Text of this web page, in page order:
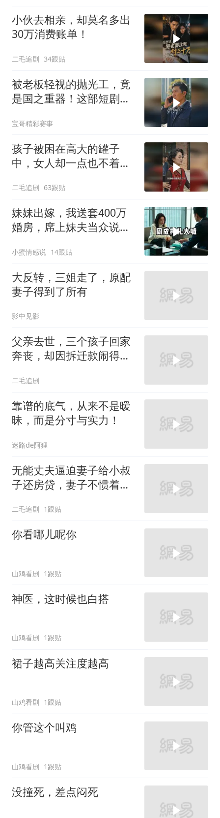
小伙去相亲，却莫名多出
30万消费账单！
二毛追剧 34跟贴
被老板轻视的抛光工，竟
是国之重器！这部短剧燃
宝哥精彩赛事
孩子被困在高大的罐子
中，女人却一点也不着
二毛追剧 63跟贴
妹妹出嫁，我送套400万
婚房，席上妹夫当众说：
小蜜情感说 14跟贴
大反转，三姐走了，原配
妻子得到了所有
影中见影
父亲去世，三个孩子回家
奔丧，却因拆迁款闹得死
二毛追剧
靠谱的底气，从来不是暧
昧，而是分寸与实力！
迷路de阿狸
无能丈夫逼迫妻子给小叔
子还房贷，妻子不惯着他
二毛追剧 1跟贴
你看哪儿呢你
山鸡看剧 1跟贴
神医，这时候也白搭
山鸡看剧 1跟贴
裙子越高关注度越高
山鸡看剧 1跟贴
你管这个叫鸡
山鸡看剧 1跟贴
没撞死，差点闷死